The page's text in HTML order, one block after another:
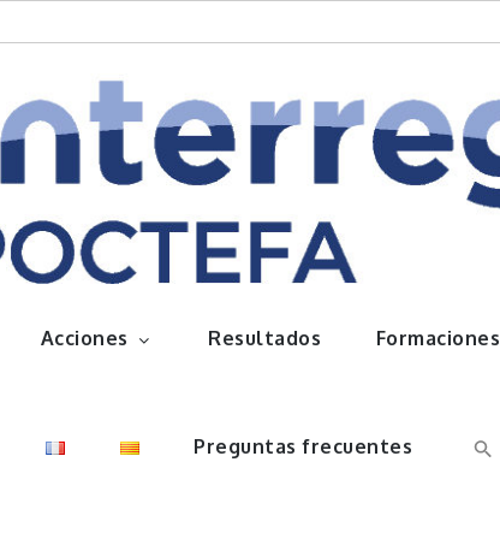
Acciones Resultados Formaciones
Preguntas frecuentes